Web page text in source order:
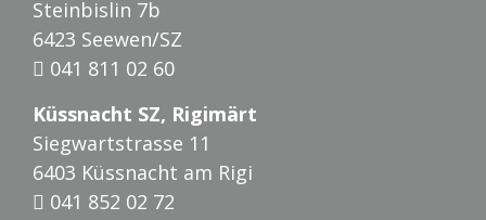
Steinbislin 7b
6423 Seewen/SZ
041 811 02 60
Küssnacht SZ, Rigimärt
Siegwartstrasse 11
6403 Küssnacht am Rigi
041 852 02 72